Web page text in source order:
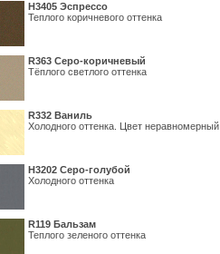
Н3405 Эспрессо
Теплого коричневого оттенка
R363 Серо-коричневый
Тёплого светлого оттенка
R332 Ваниль
Холодного оттенка. Цвет неравномерный
Н3202 Серо-голубой
Холодного оттенка
R119 Бальзам
Теплого зеленого оттенка